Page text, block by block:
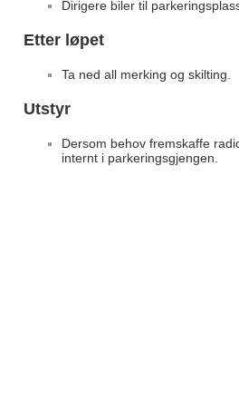
Dirigere biler til
Etter løpet
Ta ned all merking og skilting.
Utstyr
Dersom behov fremskaffe
internt i parkeringsgjengen.